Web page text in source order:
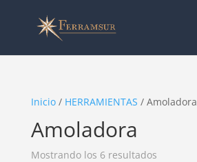
Inicio/ HERRAMIENTAS / Amoladora
Amoladora
Mostrando los 6 resultados